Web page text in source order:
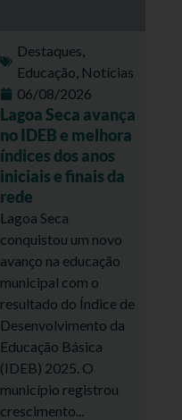
Destaques,
Educação, Notícias
06/08/2026
Lagoa Seca avança
no IDEB e melhora
índices dos anos
iniciais e finais da
rede
Lagoa Seca
conquistou um novo
avanço na educação
municipal com o
resultado do Índice de
Desenvolvimento da
Educação Básica
(IDEB) 2025. O
município registrou
crescimento...